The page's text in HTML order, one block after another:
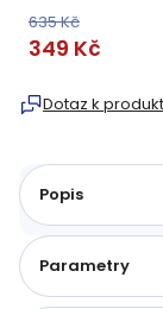
Dotaz k
635 Kč
349 Kč
cena:
Popis
Parametry